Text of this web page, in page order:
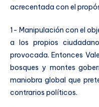
acrecentada con el
1- Manipulación con el
a los propios
provocada. Entonces
bosques y montes
maniobra global que
contrarios políticos.